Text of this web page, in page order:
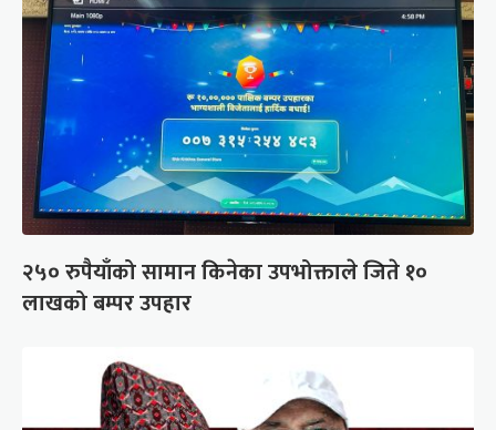
२५० रुपैयाँको सामान किनेका उपभोक्ताले जिते १०
लाखको बम्पर उपहार